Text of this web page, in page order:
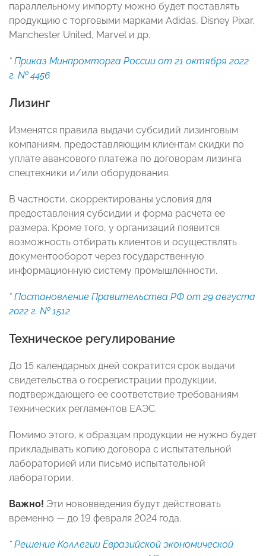
параллельному импорту можно будет поставлять
продукцию с торговыми марками Adidas, Disney Pixar,
Manchester United, Marvel и др.
* Приказ Минпромторга России от 21 октября 2022
г. № 4456
Лизинг
Изменятся правила выдачи субсидий лизинговым
компаниям, предоставляющим клиентам скидки по
уплате авансового платежа по договорам лизинга
спецтехники и/или оборудования.
В частности, скорректированы условия для
предоставления субсидии и форма расчета ее
размера. Кроме того, у организаций появится
возможность отбирать клиентов и осуществлять
документооборот через государственную
информационную систему промышленности.
* Постановление Правительства РФ от 29 августа
2022 г. № 1512
Техническое регулирование
До 15 календарных дней сократится срок выдачи
свидетельства о госрегистрации продукции,
подтверждающего ее соответствие требованиям
технических регламентов ЕАЭС.
Помимо этого, к образцам продукции не нужно будет
прикладывать копию договора с испытательной
лабораторией или письмо испытательной
лаборатории.
Важно! Эти нововведения будут действовать
временно — до 19 февраля 2024 года.
* Решение Коллегии Евразийской экономической